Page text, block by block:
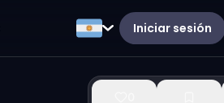
Iniciar sesión